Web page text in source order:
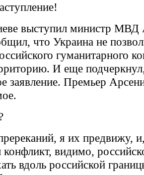
выступил министр МВД
что Украина не
гуманитарного
И еще
заявление. Премьер
я их предвижу,
конфликт, видимо,
вдоль российской